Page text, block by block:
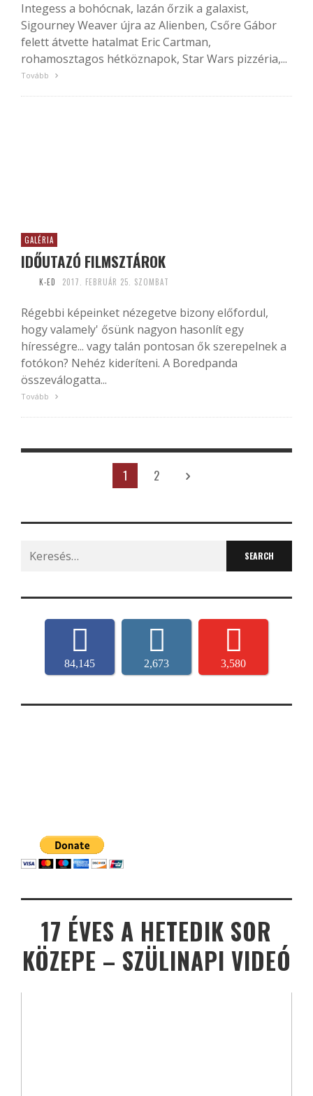
Integess a bohócnak, lazán őrzik a galaxist,
Sigourney Weaver újra az Alienben, Csőre Gábor
felett átvette hatalmat Eric Cartman,
rohamosztagos hétköznapok, Star Wars pizzéria,...
Tovább
GALÉRIA
IDŐUTAZÓ FILMSZTÁROK
K-ED 2017. FEBRUÁR 25. SZOMBAT
Régebbi képeinket nézegetve bizony előfordul,
hogy valamely' ősünk nagyon hasonlít egy
hírességre... vagy talán pontosan ők szerepelnek a
fotókon? Nehéz kideríteni. A Boredpanda
összeválogatta...
Tovább
1 2
Search
for:
84,145 2,673 3,580
17 ÉVES A HETEDIK SOR
KÖZEPE – SZÜLINAPI VIDEÓ